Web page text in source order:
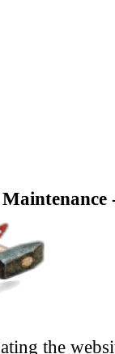
the